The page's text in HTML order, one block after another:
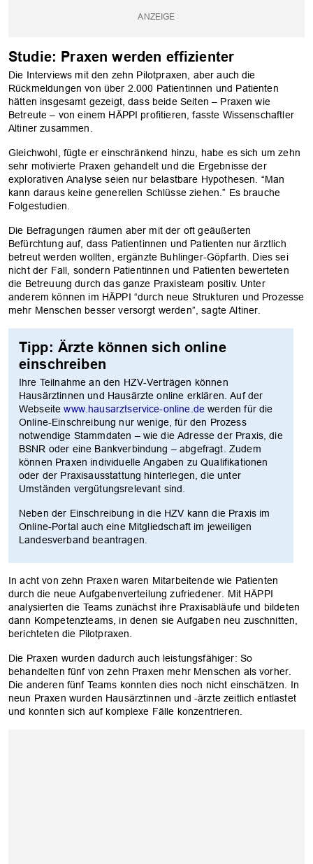
Studie: Praxen werden effizienter
Die Interviews mit den zehn Pilotpraxen, aber auch die
Rückmeldungen von über 2.000 Patientinnen und Patienten
hätten insgesamt gezeigt, dass beide Seiten – Praxen wie
Betreute – von einem HÄPPI profitieren, fasste Wissenschaftler
Altiner zusammen.
Gleichwohl, fügte er einschränkend hinzu, habe es sich um zehn
sehr motivierte Praxen gehandelt und die Ergebnisse der
explorativen Analyse seien nur belastbare Hypothesen. “Man
kann daraus keine generellen Schlüsse ziehen.” Es brauche
Folgestudien.
Die Befragungen räumen aber mit der oft geäußerten
Befürchtung auf, dass Patientinnen und Patienten nur ärztlich
betreut werden wollten, ergänzte Buhlinger-Göpfarth. Dies sei
nicht der Fall, sondern Patientinnen und Patienten bewerteten
die Betreuung durch das ganze Praxisteam positiv. Unter
anderem können im HÄPPI “durch neue Strukturen und Prozesse
mehr Menschen besser versorgt werden”, sagte Altiner.
Tipp: Ärzte können sich online
einschreiben
Ihre Teilnahme an den HZV-Verträgen können
Hausärztinnen und Hausärzte online erklären. Auf der
Webseitewww.hausarztservice-online.de werden für die
Online-Einschreibung nur wenige, für den Prozess
notwendige Stammdaten – wie die Adresse der Praxis, die
BSNR oder eine Bankverbindung – abgefragt. Zudem
können Praxen individuelle Angaben zu Qualifikationen
oder der Praxisausstattung hinterlegen, die unter
Umständen vergütungsrelevant sind.
Neben der Einschreibung in die HZV kann die Praxis im
Online-Portal auch eine Mitgliedschaft im jeweiligen
Landesverband beantragen.
In acht von zehn Praxen waren Mitarbeitende wie Patienten
durch die neue Aufgabenverteilung zufriedener. Mit HÄPPI
analysierten die Teams zunächst ihre Praxisabläufe und bildeten
dann Kompetenzteams, in denen sie Aufgaben neu zuschnitten,
berichteten die Pilotpraxen.
Die Praxen wurden dadurch auch leistungsfähiger: So
behandelten fünf von zehn Praxen mehr Menschen als vorher.
Die anderen fünf Teams konnten dies noch nicht einschätzen. In
neun Praxen wurden Hausärztinnen und -ärzte zeitlich entlastet
und konnten sich auf komplexe Fälle konzentrieren.